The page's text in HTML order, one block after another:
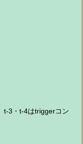
t-3・t-4はtriggerコン